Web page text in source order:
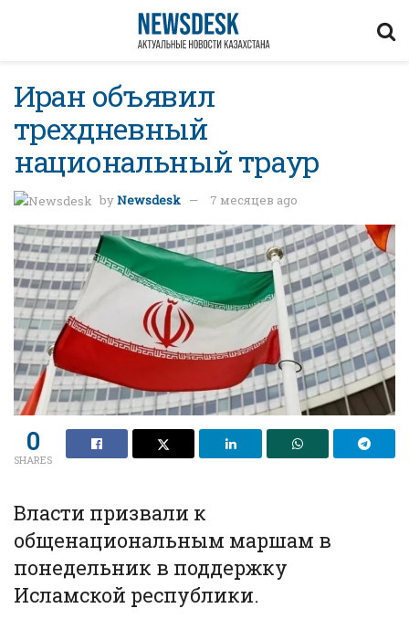
Иран объявил
трехдневный
национальный траур
byNewsdesk 7 месяцев ago
0
SHARES
Власти призвали к
общенациональным маршам в
понедельник в поддержку
Исламской республики.